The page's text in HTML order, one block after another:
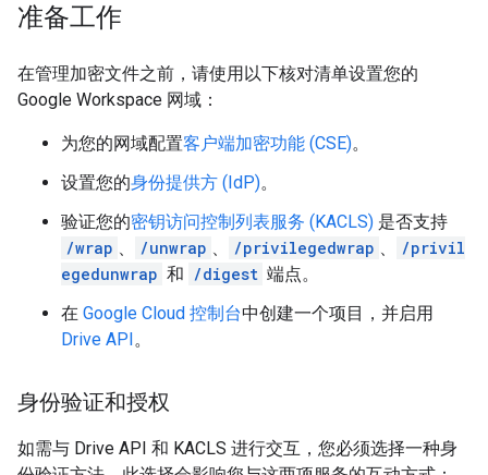
准备工作
在管理加密文件之前，请使用以下核对清单设置您的
Google Workspace 网域：
为您的网域配置客户端加密功能 (CSE)。
设置您的身份提供方 (IdP)。
验证您的密钥访问控制列表服务 (KACLS) 是否支持
/wrap 、 /unwrap 、 /privilegedwrap 、
/privil
egedunwrap 和 /digest 端点。
在 Google Cloud 控制台中创建一个项目，并启用
Drive API。
身份验证和授权
如需与 Drive API 和 KACLS 进行交互，您必须选择一种身